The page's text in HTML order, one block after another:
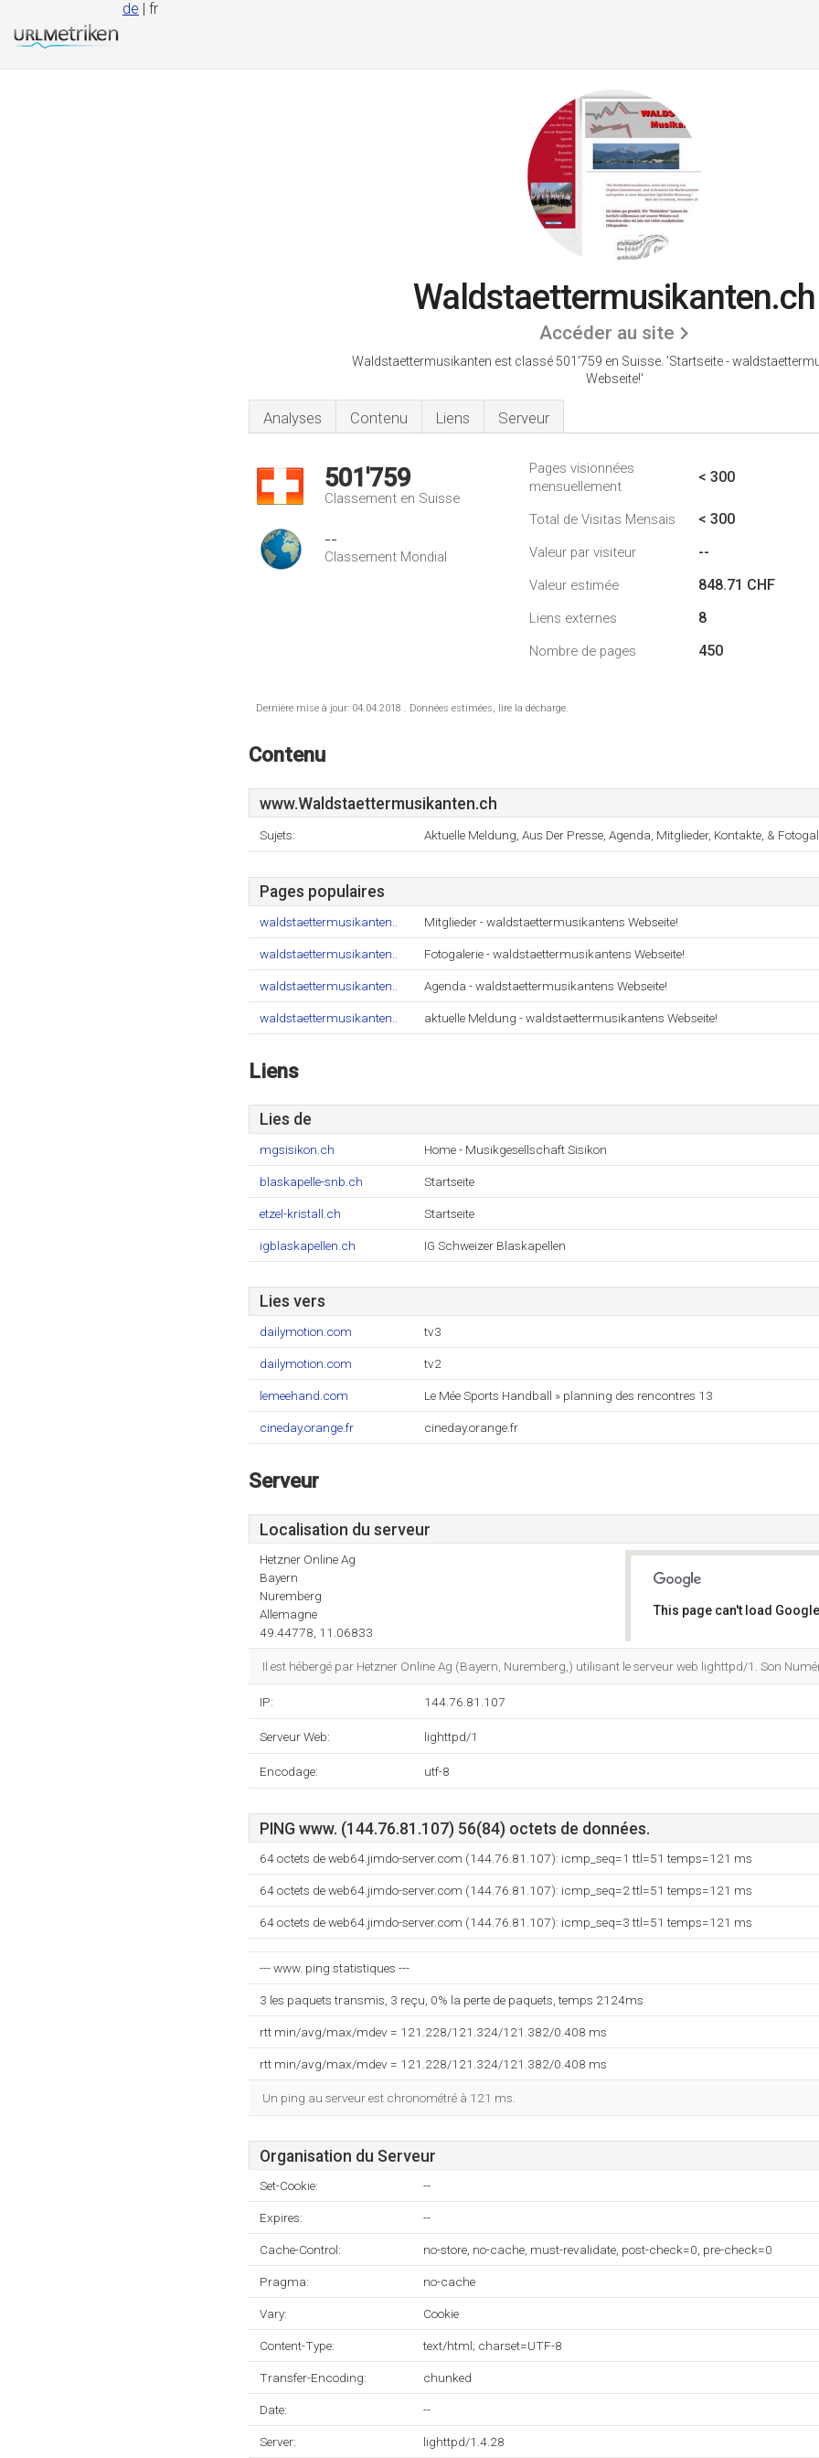
de | fr
Waldstaettermusikanten.ch
Accéder au site
Waldstaettermusikanten est classé 501'759 en Suisse. 'Startseite -
Webseite!'
Analyses Contenu Liens Serveur
501'759
Classement en Suisse
--
Classement Mondial
Pages visionnées
mensuellement
< 300
Total de Visitas Mensais < 300
Valeur par visiteur --
Valeur estimée 848.71 CHF
Liens externes 8
Nombre de pages 450
Dernière mise à jour: 04.04.2018 . Données estimées, lire la décharge.
Contenu
www.Waldstaettermusikanten.ch
Sujets: Aktuelle Meldung, Aus Der Presse, Agenda, Mitglieder, Kontakte, &
Pages populaires
waldstaettermusikanten.. Mitglieder - waldstaettermusikantens Webseite!
waldstaettermusikanten.. Fotogalerie - waldstaettermusikantens Webseite!
waldstaettermusikanten.. Agenda - waldstaettermusikantens Webseite!
waldstaettermusikanten.. aktuelle Meldung - waldstaettermusikantens Webseite!
Liens
Lies de
mgsisikon.ch Home - Musikgesellschaft Sisikon
blaskapelle-snb.ch Startseite
etzel-kristall.ch Startseite
igblaskapellen.ch IG Schweizer Blaskapellen
Lies vers
dailymotion.com tv3
dailymotion.com tv2
lemeehand.com Le Mée Sports Handball » planning des rencontres 13
cineday.orange.fr cineday.orange.fr
Serveur
Localisation du serveur
Hetzner Online Ag
Bayern
Nuremberg
Allemagne
49.44778, 11.06833
This page can't load
Il est hébergé par Hetzner Online Ag (Bayern, Nuremberg,) utilisant le serveur web lighttpd/1. Son
IP: 144.76.81.107
Serveur Web: lighttpd/1
Encodage: utf-8
PING www. (144.76.81.107) 56(84) octets de données.
64 octets de web64.jimdo-server.com (144.76.81.107): icmp_seq=1 ttl=51 temps=121 ms
64 octets de web64.jimdo-server.com (144.76.81.107): icmp_seq=2 ttl=51 temps=121 ms
64 octets de web64.jimdo-server.com (144.76.81.107): icmp_seq=3 ttl=51 temps=121 ms
--- www. ping statistiques ---
3 les paquets transmis, 3 reçu, 0% la perte de paquets, temps 2124ms
rtt min/avg/max/mdev = 121.228/121.324/121.382/0.408 ms
rtt min/avg/max/mdev = 121.228/121.324/121.382/0.408 ms
Un ping au serveur est chronométré à 121 ms.
Organisation du Serveur
Set-Cookie: --
Expires: --
Cache-Control: no-store, no-cache, must-revalidate, post-check=0, pre-check=0
Pragma: no-cache
Vary: Cookie
Content-Type: text/html; charset=UTF-8
Transfer-Encoding: chunked
Date: --
Server: lighttpd/1.4.28